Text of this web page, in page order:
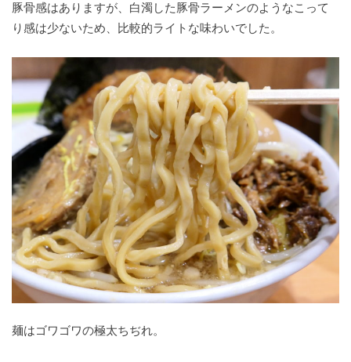
豚骨感はありますが、白濁した豚骨ラーメンのようなこって
り感は少ないため、比較的ライトな味わいでした。
麺はゴワゴワの極太ちぢれ。